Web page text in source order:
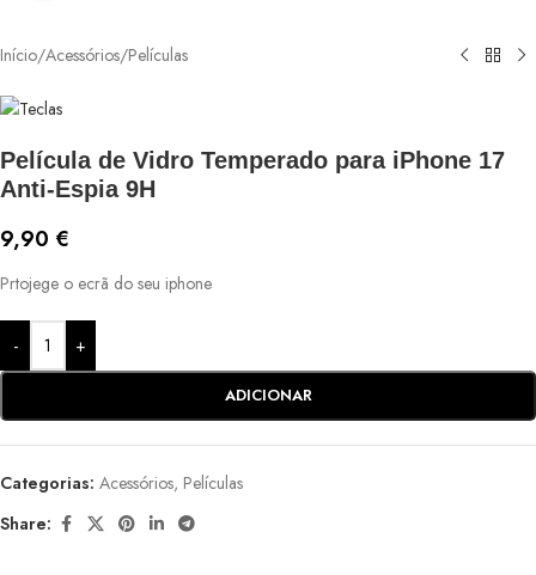
Início/Acessórios/Películas
Película de Vidro Temperado para iPhone 17
Anti-Espia 9H
9,90 €
Prtojege o ecrã do seu iphone
- +
ADICIONAR
Categorias: Acessórios, Películas
Share: